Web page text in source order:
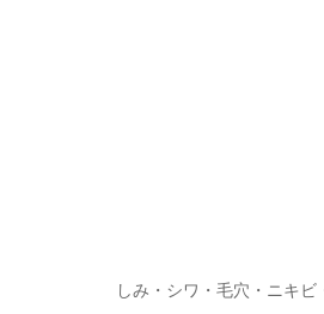
しみ・シワ・毛穴・ニキ